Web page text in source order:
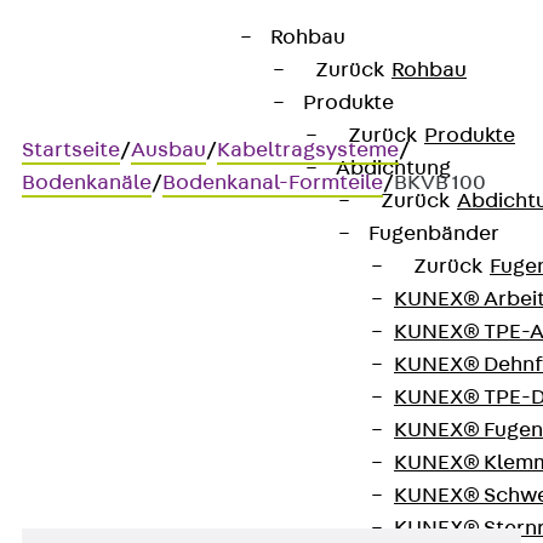
Rohbau
Zurück Rohbau
Produkte
Zurück Produkte
Abdichtung
Zurück
Fugenbänder
Zurück
KUNEX®
KUNEX®
KUNEX®
KUNEX®
KUNEX®
KUNEX®
KUNEX®
KUNEX®
Startseite/Ausbau/Kabeltragsysteme/
Bodenkanäle/Bodenkanal-Formteile/BKVB 100
variabel, Höhe = 100 mm